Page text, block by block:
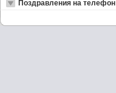
Поздравления на телефон